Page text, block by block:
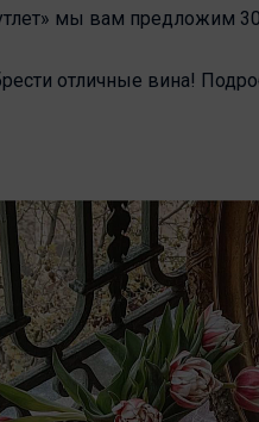
мы вам предложим
отличные вина!